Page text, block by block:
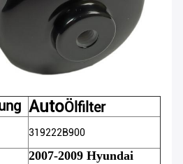
AutoÖlfilter
319222B900
2007-2009 Hyundai